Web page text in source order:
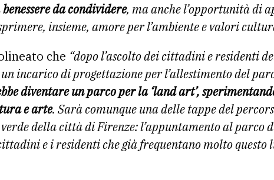
benessere da condividere, ma anche l’opportunità di
insieme, amore per l’ambiente e valori
che “dopo l’ascolto dei cittadini e residenti
incarico di progettazione per l’allestimento del
diventare un parco per la ‘land art’,
e arte. Sarà comunque una delle tappe del
della città di Firenze: l’appuntamento al parco
e i residenti che già frequentano molto questo